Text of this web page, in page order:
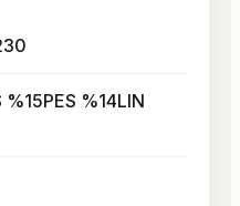
%15PES %14LIN